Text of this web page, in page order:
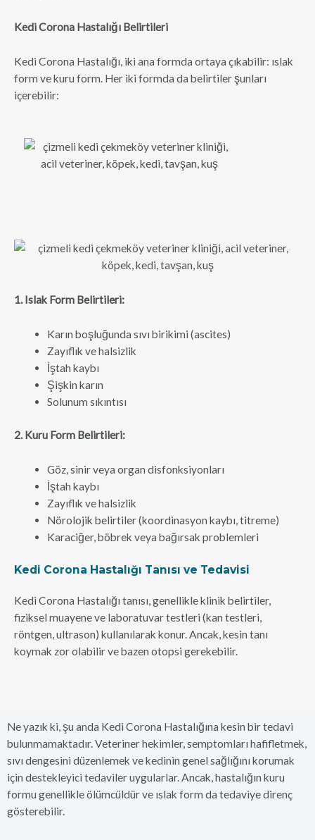
Kedi Corona Hastalığı Belirtileri
Kedi Corona Hastalığı, iki ana formda ortaya çıkabilir: ıslak
form ve kuru form. Her iki formda da belirtiler şunları
içerebilir:
1. Islak Form Belirtileri:
Karın boşluğunda sıvı birikimi (ascites)
Zayıflık ve halsizlik
İştah kaybı
Şişkin karın
Solunum sıkıntısı
2. Kuru Form Belirtileri:
Göz, sinir veya organ disfonksiyonları
İştah kaybı
Zayıflık ve halsizlik
Nörolojik belirtiler (koordinasyon kaybı, titreme)
Karaciğer, böbrek veya bağırsak problemleri
Kedi Corona Hastalığı Tanısı ve Tedavisi
Kedi Corona Hastalığı tanısı, genellikle klinik belirtiler,
fiziksel muayene ve laboratuvar testleri (kan testleri,
röntgen, ultrason) kullanılarak konur. Ancak, kesin tanı
koymak zor olabilir ve bazen otopsi gerekebilir.
Ne yazık ki, şu anda Kedi Corona Hastalığına kesin bir tedavi
bulunmamaktadır. Veteriner hekimler, semptomları hafifletmek,
sıvı dengesini düzenlemek ve kedinin genel sağlığını korumak
için destekleyici tedaviler uygularlar. Ancak, hastalığın kuru
formu genellikle ölümcüldür ve ıslak form da tedaviye direnç
gösterebilir.